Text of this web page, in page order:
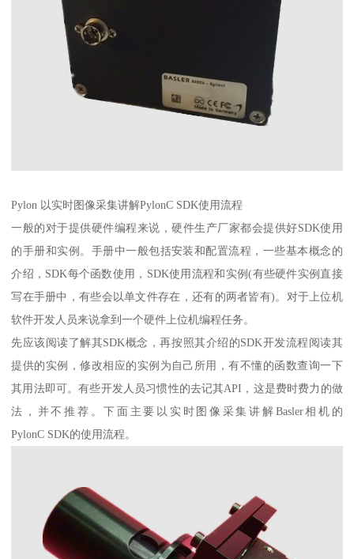
Pylon 以实时图像采集讲解PylonC SDK使用流程
一般的对于提供硬件编程来说，硬件生产厂家都会提供好SDK使用
的手册和实例。手册中一般包括安装和配置流程，一些基本概念的
介绍，SDK每个函数使用，SDK使用流程和实例(有些硬件实例直接
写在手册中，有些会以单文件存在，还有的两者皆有)。对于上位机
软件开发人员来说拿到一个硬件上位机编程任务。
先应该阅读了解其SDK概念，再按照其介绍的SDK开发流程阅读其
提供的实例，修改相应的实例为自己所用，有不懂的函数查询一下
其用法即可。有些开发人员习惯性的去记其API，这是费时费力的做
法，并不推荐。下面主要以实时图像采集讲解Basler相机的
PylonC SDK的使用流程。